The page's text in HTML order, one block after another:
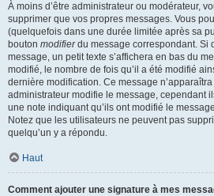
À moins d’être administrateur ou modérateur,
supprimer que vos propres messages. Vous
(quelquefois dans une durée limitée après sa
bouton modifierdu message correspondant. Si
message, un petit texte s’affichera en bas du
modifié, le nombre de fois qu’il a été modifié
dernière modification. Ce message
administrateur modifie le message, cependant
une note indiquant qu’ils ont modifié le
Notez que les utilisateurs ne peuvent pas
quelqu’un y a répondu.
Haut
Comment ajouter une signature à mes